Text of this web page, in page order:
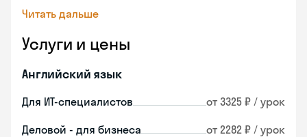
Читать дальше
Услуги и цены
Английский язык
Для ИТ-специалистов от 3325 ₽ / урок
Деловой - для бизнеса от 2282 ₽ / урок